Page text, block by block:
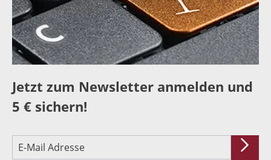
Jetzt zum Newsletter anmelden und
5 € sichern!